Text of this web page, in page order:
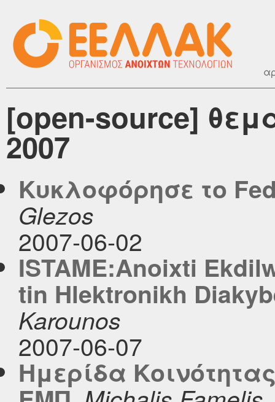
[open-source]
2007
Κυκλοφόρησε το
Glezos
2007-06-02
ISTAME:Anoixti
tin Hlektronikh
Karounos
2007-06-07
Ημερίδα